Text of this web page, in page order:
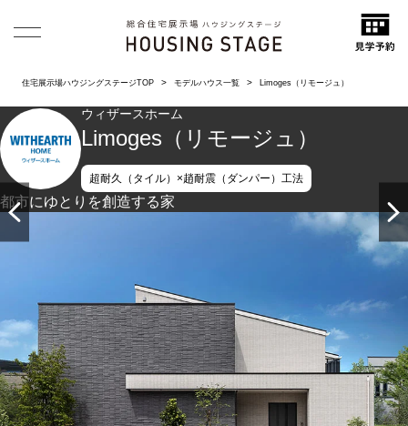
住宅展示場ハウジングステージTOP モデルハウス一覧 Limoges（リモージュ）
ウィザースホーム
Limoges（リモージュ）
超耐久（タイル）×趙耐震（ダンパー）工法
都市にゆとりを創造する家
大きくスクエアなアクセントウォールでモダンなシルエット